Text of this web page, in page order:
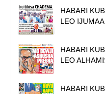
HABARI
LEO
HABARI
LEO
HABARI